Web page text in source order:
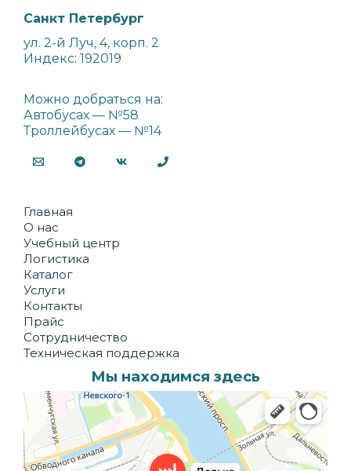
Санкт Петербург
ул. 2-й Луч, 4, корп. 2
Индекс: 192019
Можно добраться на:
Автобусах — №58
Троллейбусах — №14
Главная
О нас
Учебный центр
Логистика
Каталог
Услуги
Контакты
Прайс
Сотрудничество
Техническая поддержка
Мы находимся здесь
Долька
Производственное предприятие в Санкт‑Петербурге